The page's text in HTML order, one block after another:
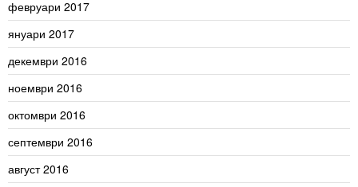
февруари 2017
януари 2017
декември 2016
ноември 2016
октомври 2016
септември 2016
август 2016